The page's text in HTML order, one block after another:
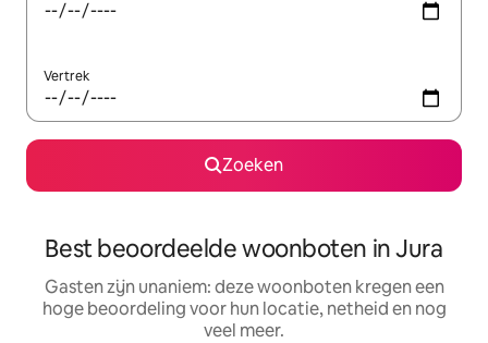
Vertrek
Zoeken
Best beoordeelde woonboten in Jura
Gasten zijn unaniem: deze woonboten kregen een
hoge beoordeling voor hun locatie, netheid en nog
veel meer.